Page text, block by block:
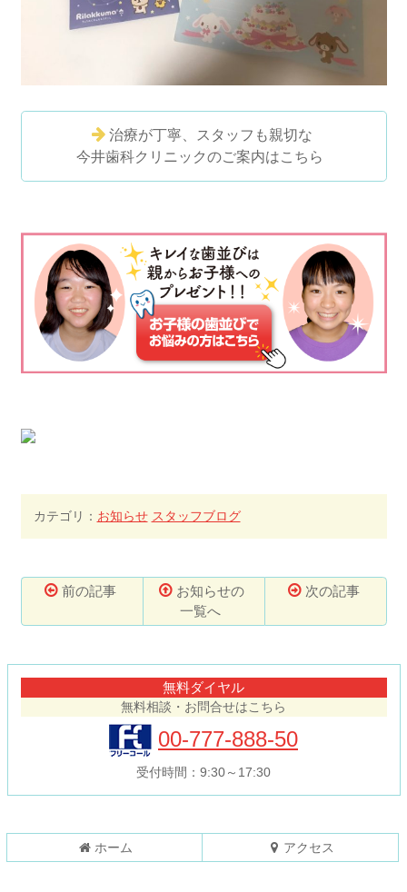
治療が丁寧、スタッフも親切な
今井歯科クリニックのご案内はこちら
カテゴリ： お知らせ スタッフブログ
前の記事
お知らせの
一覧へ
次の記事
る
無料ダイヤル
無料相談・お問合せはこちら
00-777-888-50
受付時間：9:30～17:30
ホーム アクセス